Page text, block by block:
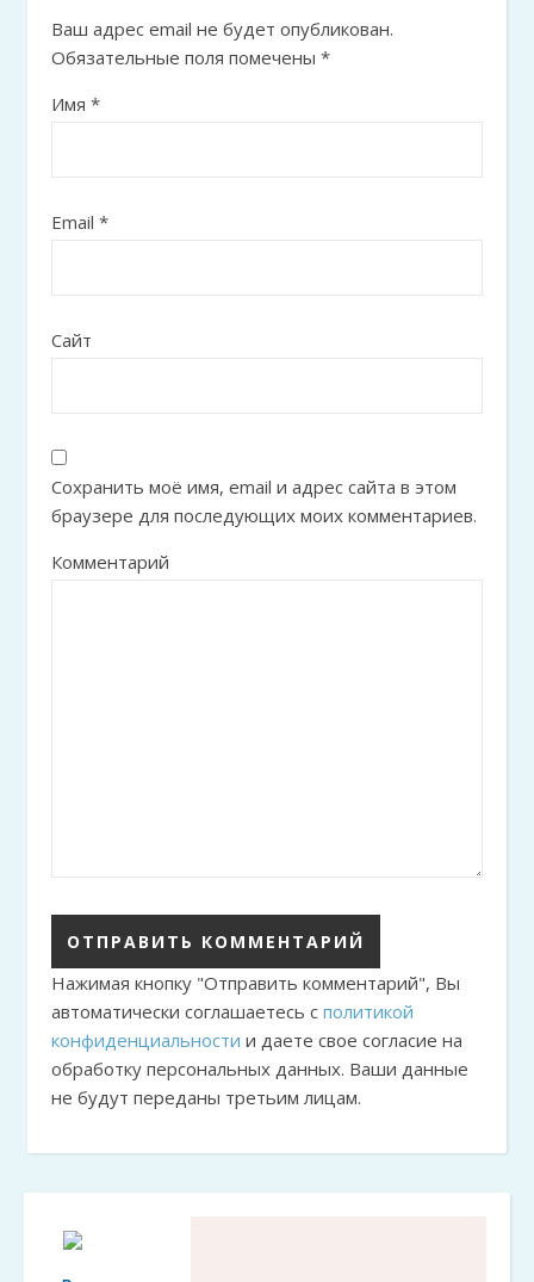
Ваш адрес email не будет опубликован.
Обязательные поля помечены *
Имя *
Email *
Сайт
Сохранить моё имя, email и адрес сайта в этом
браузере для последующих моих комментариев.
Комментарий
Нажимая кнопку "Отправить комментарий", Вы
автоматически соглашаетесь с политикой
конфиденциальности и даете свое согласие на
обработку персональных данных. Ваши данные
не будут переданы третьим лицам.